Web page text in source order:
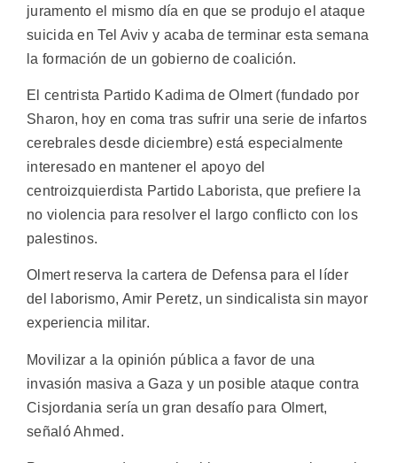
juramento el mismo día en que se produjo el ataque
suicida en Tel Aviv y acaba de terminar esta semana
la formación de un gobierno de coalición.
El centrista Partido Kadima de Olmert (fundado por
Sharon, hoy en coma tras sufrir una serie de infartos
cerebrales desde diciembre) está especialmente
interesado en mantener el apoyo del
centroizquierdista Partido Laborista, que prefiere la
no violencia para resolver el largo conflicto con los
palestinos.
Olmert reserva la cartera de Defensa para el líder
del laborismo, Amir Peretz, un sindicalista sin mayor
experiencia militar.
Movilizar a la opinión pública a favor de una
invasión masiva a Gaza y un posible ataque contra
Cisjordania sería un gran desafío para Olmert,
señaló Ahmed.